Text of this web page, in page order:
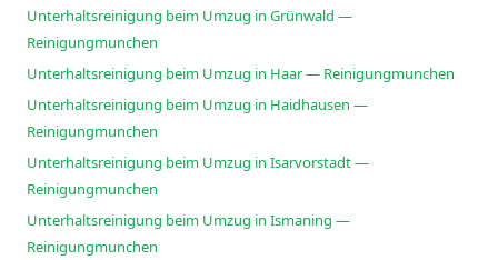
Unterhaltsreinigung beim Umzug in Grünwald —
Reinigungmunchen
Unterhaltsreinigung beim Umzug in Haar — Reinigungmunchen
Unterhaltsreinigung beim Umzug in Haidhausen —
Reinigungmunchen
Unterhaltsreinigung beim Umzug in Isarvorstadt —
Reinigungmunchen
Unterhaltsreinigung beim Umzug in Ismaning —
Reinigungmunchen